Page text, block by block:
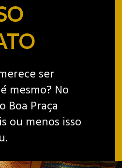
ser
mesmo? No
Boa Praça
ou menos isso